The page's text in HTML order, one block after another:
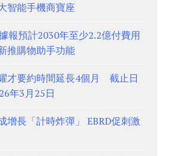
智能手機商寶座
報預計2030年至少2.2億付費用
推購物助手功能
才要約時間延長4個月 截止日
年3月25日
增長「計時炸彈」 EBRD促刺激